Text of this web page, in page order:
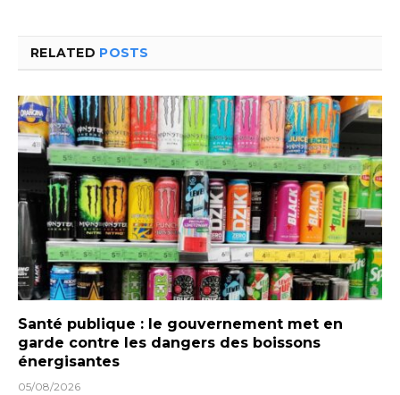
RELATED POSTS
Santé publique : le gouvernement met en
garde contre les dangers des boissons
énergisantes
05/08/2026